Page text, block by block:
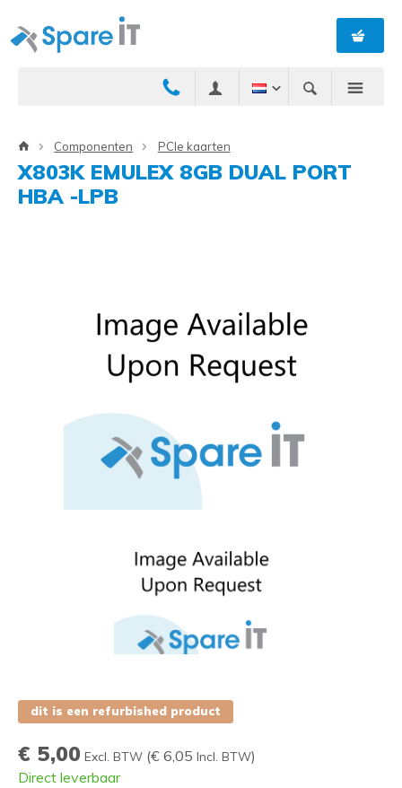
Componenten PCIe kaarten
X803K EMULEX 8GB DUAL PORT
HBA -LPB
dit is een refurbished product
€ 5,00 Excl. BTW (€ 6,05 Incl. BTW)
Direct leverbaar